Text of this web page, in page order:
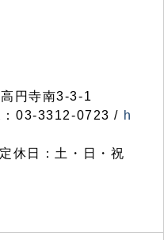
円寺南3-3-1
03-3312-0723 / h
休日：土・日・祝